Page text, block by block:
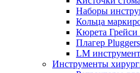
Наборы
Кольца
Кюрета Грейси
Плагер Pluggers
LM
Инструменты